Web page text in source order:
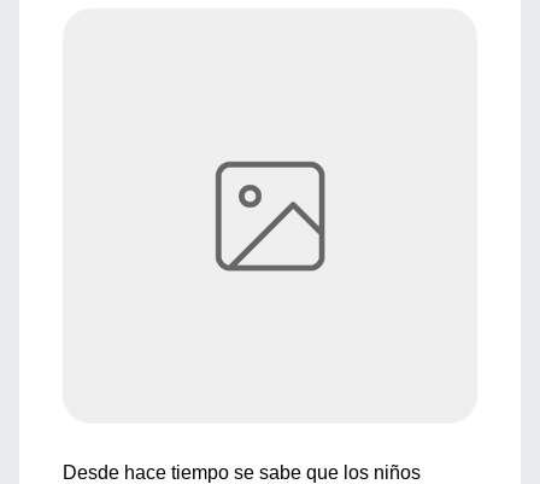
Desde hace tiempo se sabe que los niños